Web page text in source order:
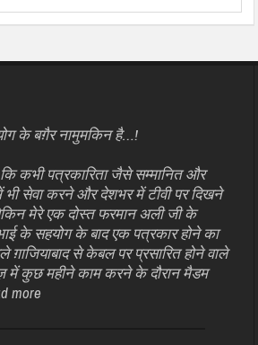
के बग़ैर नामुमकिन है…!
कभी पत्रकारिता जैसे सम्मानित और
भी सेवा करने और देशभर में टीवी पर दिखने
मेरे एक दोस्त फरमान अली जी के
के सहयोग के बाद एक पत्रकार होने का
से केबल पर प्रसारित होने वाले
में कुछ महीने काम करने के दौरान मैडम
more